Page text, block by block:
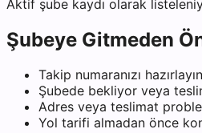
Aktif şube kaydı olarak
Şubeye Gitmeden
Takip numaranızı
Şubede bekliyor veya
Adres veya teslimat
Yol tarifi almadan önce